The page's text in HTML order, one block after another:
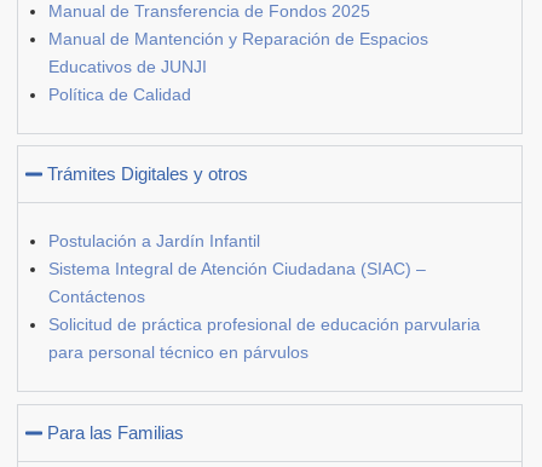
Manual de Transferencia de Fondos 2025
Manual de Mantención y Reparación de Espacios
Educativos de JUNJI
Política de Calidad
Trámites Digitales y otros
Postulación a Jardín Infantil
Sistema Integral de Atención Ciudadana (SIAC) –
Contáctenos
Solicitud de práctica profesional de educación parvularia
para personal técnico en párvulos
Para las Familias